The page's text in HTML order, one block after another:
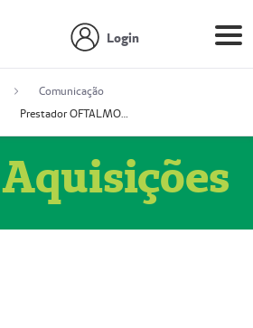
Login
Comunicação
Prestador OFTALMOCLÍNICA SÃO GONÇALO (55004164-2)